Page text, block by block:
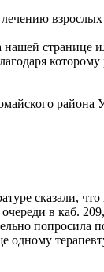
странице
которому
сказали,
в каб.
попросила
одному